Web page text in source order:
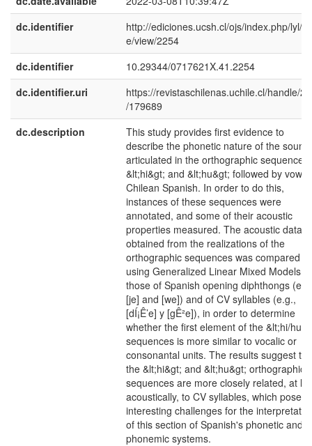
dc.identifier
http://ediciones.ucsh.cl/ojs/index.php/lyl/
e/view/2254
dc.identifier
10.29344/0717621X.41.2254
dc.identifier.uri
https://revistaschilenas.uchile.cl/handle/
/179689
dc.description
This study provides first evidence to
describe the phonetic nature of the
articulated in the orthographic sequences
&lt;hi&gt; and &lt;hu&gt; followed by
Chilean Spanish. In order to do this,
instances of these sequences were
annotated, and some of their acoustic
properties measured. The acoustic data
obtained from the realizations of the
orthographic sequences was compared
using Generalized Linear Mixed Models to
those of Spanish opening diphthongs
[je] and [we]) and of CV syllables (e.g.,
[dÍ¡Ê’e] y [gÊ²e]), in order to determine
whether the first element of the &lt;hi/
sequences is more similar to vocalic or
consonantal units. The results suggest
the &lt;hi&gt; and &lt;hu&gt; orthographic
sequences are more closely related, at
acoustically, to CV syllables, which poses
interesting challenges for the
of this section of Spanish's phonetic and
phonemic systems.